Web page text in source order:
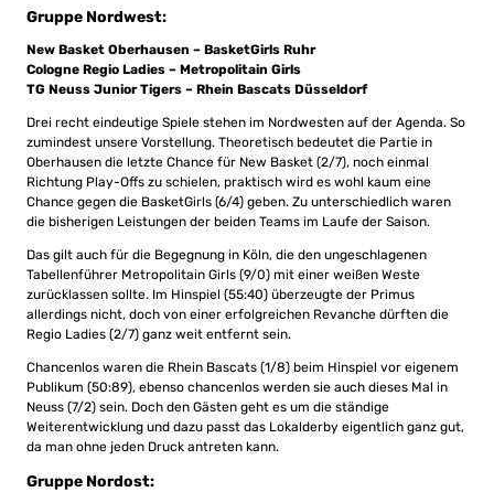
Gruppe Nordwest:
New Basket Oberhausen – BasketGirls Ruhr
Cologne Regio Ladies – Metropolitain Girls
TG Neuss Junior Tigers – Rhein Bascats Düsseldorf
Drei recht eindeutige Spiele stehen im Nordwesten auf der Agenda. So
zumindest unsere Vorstellung. Theoretisch bedeutet die Partie in
Oberhausen die letzte Chance für New Basket (2/7), noch einmal
Richtung Play-Offs zu schielen, praktisch wird es wohl kaum eine
Chance gegen die BasketGirls (6/4) geben. Zu unterschiedlich waren
die bisherigen Leistungen der beiden Teams im Laufe der Saison.
Das gilt auch für die Begegnung in Köln, die den ungeschlagenen
Tabellenführer Metropolitain Girls (9/0) mit einer weißen Weste
zurücklassen sollte. Im Hinspiel (55:40) überzeugte der Primus
allerdings nicht, doch von einer erfolgreichen Revanche dürften die
Regio Ladies (2/7) ganz weit entfernt sein.
Chancenlos waren die Rhein Bascats (1/8) beim Hinspiel vor eigenem
Publikum (50:89), ebenso chancenlos werden sie auch dieses Mal in
Neuss (7/2) sein. Doch den Gästen geht es um die ständige
Weiterentwicklung und dazu passt das Lokalderby eigentlich ganz gut,
da man ohne jeden Druck antreten kann.
Gruppe Nordost: